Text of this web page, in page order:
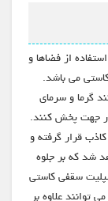
از فضاها و
می باشد.
گرما و سرمای
جهت پخش کنند.
قرار گرفته و
شد که بر جلوه
سقفی کاستی
علاوه بر